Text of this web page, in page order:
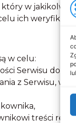
w
ich
w celu:
Serwisu do
z Serwisu, w
treści